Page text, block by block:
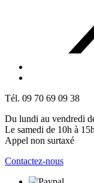
Tél. 09 70 69 09 38
Du lundi au vendredi
Le samedi de 10h à 15h
Appel non surtaxé
Contactez-nous